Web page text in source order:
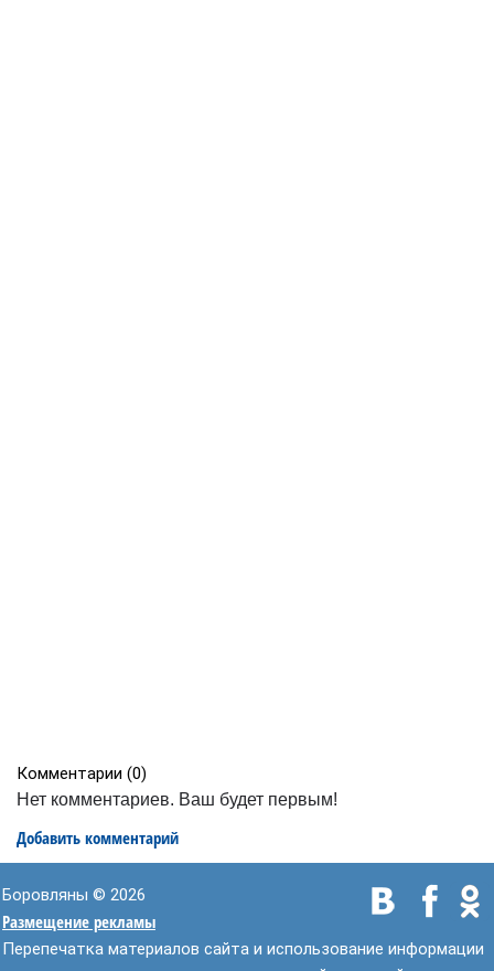
Комментарии (0)
Нет комментариев. Ваш будет первым!
Добавить комментарий
Боровляны © 2026
Размещение рекламы
Перепечатка материалов сайта и использование информации